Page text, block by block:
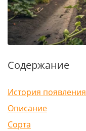
Содержание
История появления
Описание
Сорта